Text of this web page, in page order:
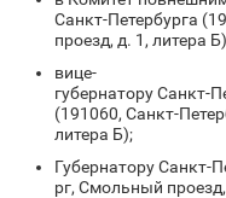
Санкт‑Петербурга
проезд, д. 1, литера
вице-
губернатору
(191060,
литера Б);
Губернатору
рг, Смольный